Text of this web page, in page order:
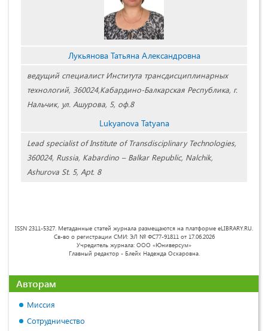
Лукьянова Татьяна Александровна
ведущий специалист Института трансдисциплинарных
технологий, 360024,Кабардино-Балкарская Республика, г.
Нальчик, ул. Ашурова, 5, оф.8
Lukyanova Tatyana
Lead specialist of Institute of Transdisciplinary Technologies,
360024, Russia, Kabardino – Balkar Republic, Nalchik,
Ashurova St. 5, Apt. 8
ISSN 2311-5327. Метаданные статей журнала размещаются на платформе eLIBRARY.RU.
Св-во о регистрации СМИ: ЭЛ № ФС77-91811 от 17.06.2026
Учредитель журнала: ООО «Юниверсум»
Главный редактор - Блейх Надежда Оскаровна.
Авторам
Миссия
Сотрудничество